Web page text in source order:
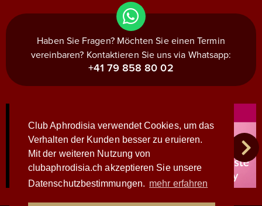
Club Aphrodisia verwendet Cookies, um das
Verhalten der Kunden besser zu eruieren.
Mit der weiteren Nutzung von
clubaphrodisia.ch akzeptieren Sie unsere
Datenschutzbestimmungen. mehr erfahren
Haben Sie Fragen? Möchten Sie einen Termin
vereinbaren? Kontaktieren Sie uns via Whatsapp:
+41 79 858 80 02